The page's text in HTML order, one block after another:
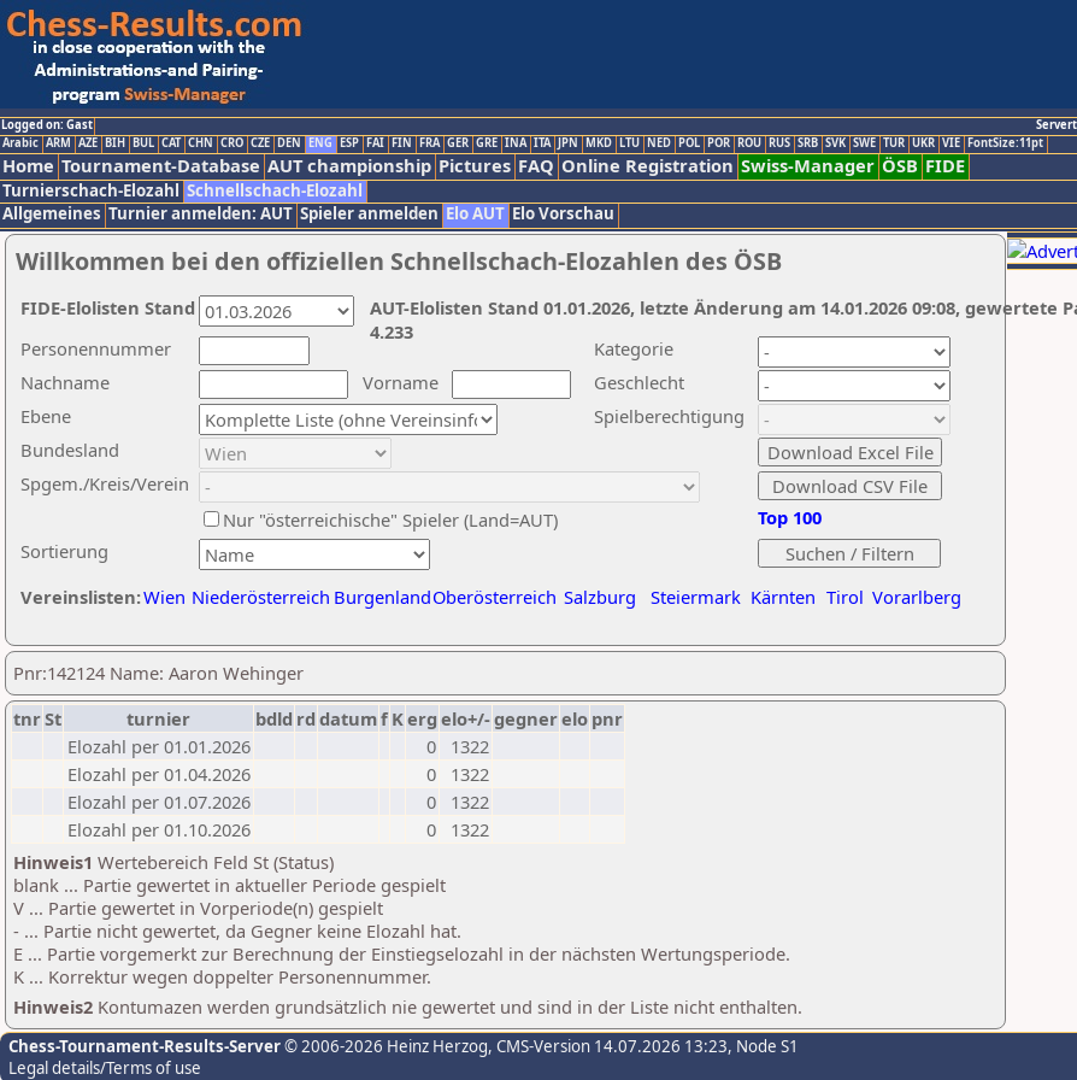
Logged on: Gast
Arabic ARM AZE BIH BUL CAT CHN CRO CZE DEN ENG ESP FAI FIN FRA GER GRE INA ITA JPN MKD LTU NED POL POR ROU RUS SRB SVK SWE TUR UKR VIE FontSize:11pt
Home Tournament-Database AUT championship Pictures FAQ Online Registration Swiss-Manager ÖSB FIDE
Turnierschach-Elozahl Schnellschach-Elozahl
Allgemeines Turnier anmelden: AUT Spieler anmelden Elo AUT Elo Vorschau
Willkommen bei den offiziellen Schnellschach-Elozahlen des ÖSB
Nachname
Vorname
Ebene
Kategorie
Sortierung
Personennummer
Bundesland
Spgem./Kreis/Verein
Geschlecht
Nur "österreichische" Spieler (Land=AUT)
Spielberechtigung
Vereinslisten:Wien Niederösterreich BurgenlandOberösterreich Salzburg Steiermark Kärnten Tirol Vorarlberg
Top 100
AUT-Elolisten Stand 01.01.2026, letzte Änderung am 14.01.2026 09:08, gewertete
4.233
FIDE-Elolisten Stand
Pnr:142124 Name: Aaron Wehinger
tnrSt turnier bdld rd datumf Kerg elo+/-gegnerelo pnr
Elozahl per 01.01.2026
0
1322
Elozahl per 01.04.2026
0
1322
Elozahl per 01.07.2026
0
1322
Elozahl per 01.10.2026
0
1322
Hinweis1 Wertebereich Feld St (Status)
blank ... Partie gewertet in aktueller Periode gespielt
V ... Partie gewertet in Vorperiode(n) gespielt
- ... Partie nicht gewertet, da Gegner keine Elozahl hat.
E ... Partie vorgemerkt zur Berechnung der Einstiegselozahl in der nächsten Wertungsperiode.
K ... Korrektur wegen doppelter Personennummer.
Hinweis2 Kontumazen werden grundsätzlich nie gewertet und sind in der Liste nicht enthalten.
Chess-Tournament-Results-Server© 2006-2026 Heinz Herzog, CMS-Version 14.07.2026 13:23, Node S1
Legal details/Terms of use